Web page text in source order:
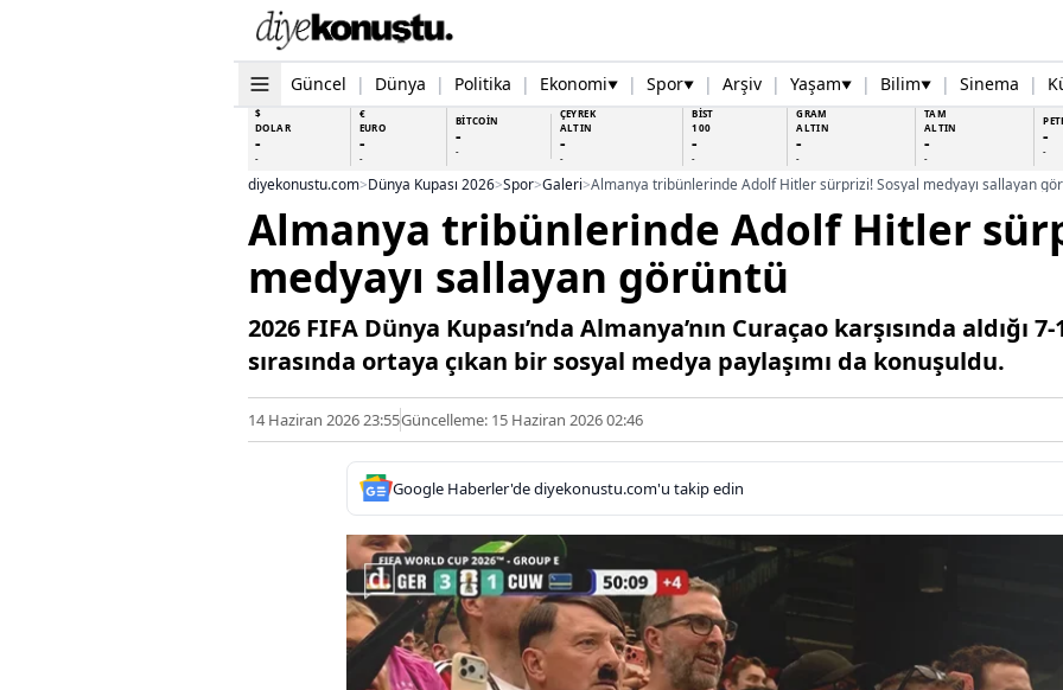
Güncel | Dünya | Politika | Ekonomi▼ | Spor▼ | Arşiv | Yaşam▼ | Bilim▼ | Sinema |
$
DOLAR
-
-
€
EURO
-
-
BİTCOİN
-
-
ÇEYREK
ALTIN
-
-
BİST
100
-
-
GRAM
ALTIN
-
-
TAM
ALTIN
-
-
-
-
diyekonustu.com>Dünya Kupası 2026>Spor>Galeri>
Almanya tribünlerinde Adolf Hitler
medyayı sallayan görüntü
2026 FIFA Dünya Kupası’nda Almanya’nın Curaçao karşısında aldığı
sırasında ortaya çıkan bir sosyal medya paylaşımı da konuşuldu.
14 Haziran 2026 23:55Güncelleme: 15 Haziran 2026 02:46
Google Haberler'de diyekonustu.com'u takip edin